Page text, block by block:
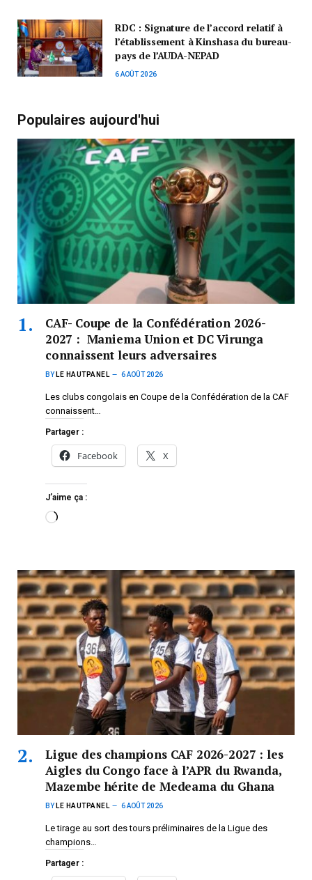
RDC : Signature de l’accord relatif à
l’établissement à Kinshasa du bureau-
pays de l’AUDA-NEPAD
6 AOÛT 2026
Populaires aujourd'hui
CAF- Coupe de la Confédération 2026-
2027 : Maniema Union et DC Virunga
connaissent leurs adversaires
BY LE HAUTPANEL 6 AOÛT 2026
Les clubs congolais en Coupe de la Confédération de la CAF
connaissent…
Partager :
Facebook X
J’aime ça :
Ligue des champions CAF 2026-2027 : les
Aigles du Congo face à l’APR du Rwanda,
Mazembe hérite de Medeama du Ghana
BY LE HAUTPANEL 6 AOÛT 2026
Le tirage au sort des tours préliminaires de la Ligue des
champions…
Partager :